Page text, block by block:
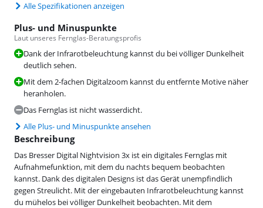
Alle Spezifikationen anzeigen
Plus- und Minuspunkte
Laut unseres Fernglas-Beratungsprofis
Dank der Infrarotbeleuchtung kannst du bei völliger Dunkelheit
deutlich sehen.
Mit dem 2-fachen Digitalzoom kannst du entfernte Motive näher
heranholen.
Das Fernglas ist nicht wasserdicht.
Alle Plus- und Minuspunkte ansehen
Beschreibung
Das Bresser Digital Nightvision 3x ist ein digitales Fernglas mit
Aufnahmefunktion, mit dem du nachts bequem beobachten
kannst. Dank des digitalen Designs ist das Gerät unempfindlich
gegen Streulicht. Mit der eingebauten Infrarotbeleuchtung kannst
du mühelos bei völliger Dunkelheit beobachten. Mit dem